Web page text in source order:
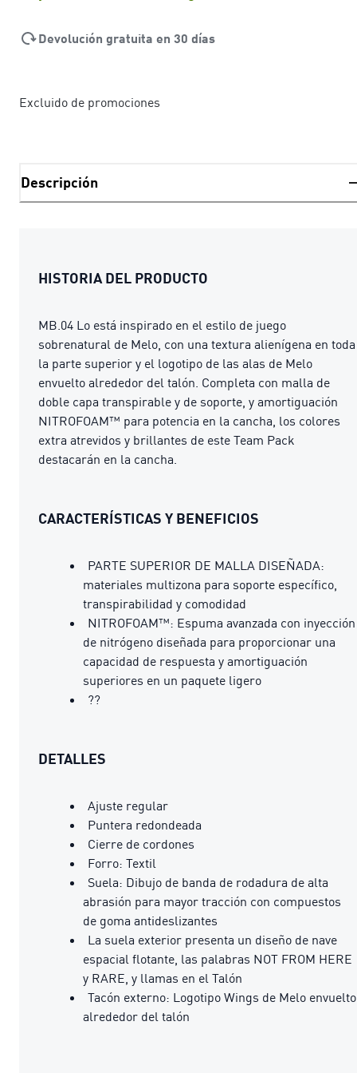
Devolución gratuita en 30 días
Excluido de promociones
Descripción
HISTORIA DEL PRODUCTO
MB.04 Lo está inspirado en el estilo de juego
sobrenatural de Melo, con una textura alienígena en toda
la parte superior y el logotipo de las alas de Melo
envuelto alrededor del talón. Completa con malla de
doble capa transpirable y de soporte, y amortiguación
NITROFOAM™ para potencia en la cancha, los colores
extra atrevidos y brillantes de este Team Pack
destacarán en la cancha.
CARACTERÍSTICAS Y BENEFICIOS
PARTE SUPERIOR DE MALLA DISEÑADA:
materiales multizona para soporte específico,
transpirabilidad y comodidad
NITROFOAM™: Espuma avanzada con inyección
de nitrógeno diseñada para proporcionar una
capacidad de respuesta y amortiguación
superiores en un paquete ligero
??
DETALLES
Ajuste regular
Puntera redondeada
Cierre de cordones
Forro: Textil
Suela: Dibujo de banda de rodadura de alta
abrasión para mayor tracción con compuestos
de goma antideslizantes
La suela exterior presenta un diseño de nave
espacial flotante, las palabras NOT FROM HERE
y RARE, y llamas en el Talón
Tacón externo: Logotipo Wings de Melo envuelto
alrededor del talón